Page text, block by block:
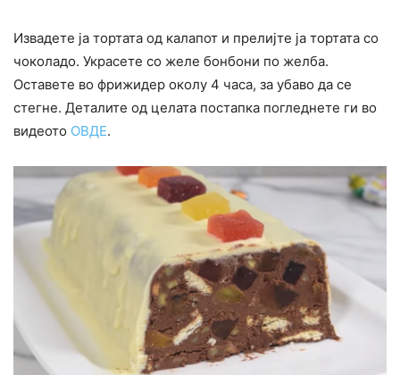
Извадете ја тортата од калапот и прелијте ја тортата со
чоколадо. Украсете со желе бонбони по желба.
Оставете во фрижидер околу 4 часа, за убаво да се
стегне. Деталите од целата постапка погледнете ги во
видеото ОВДЕ.